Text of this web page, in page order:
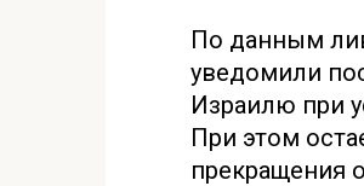
По данным
уведомили
Израилю при
При этом
прекращения